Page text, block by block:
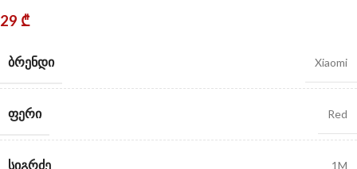
29 ₾
ᲑᲠᲔᲜᲓᲘ Xiaomi
ᲤᲔᲠᲘ Red
ᲡᲘᲒᲠᲫᲔ 1M